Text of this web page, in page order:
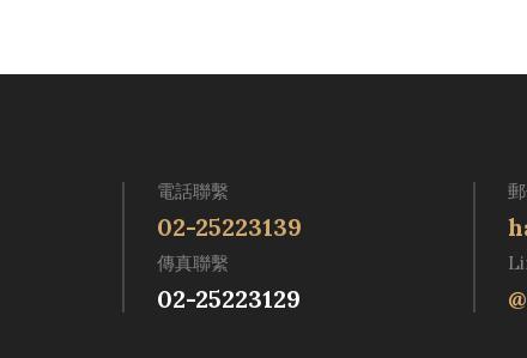
電話聯繫
02-25223139
傳真聯繫
02-25223129